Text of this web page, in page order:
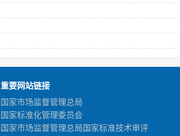
重要网站链接
国家市场监督管理总局
国家标准化管理委员会
国家市场监督管理总局国家标准技术审评